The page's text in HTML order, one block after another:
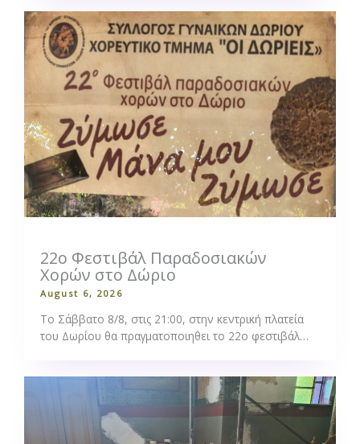
22ο Φεστιβάλ Παραδοσιακών
Χορών στο Δώριο
August 6, 2026
Το Σάββατο 8/8, στις 21:00, στην κεντρική πλατεία
του Δωρίου θα πραγματοποιηθει το 22ο φεστιβάλ…